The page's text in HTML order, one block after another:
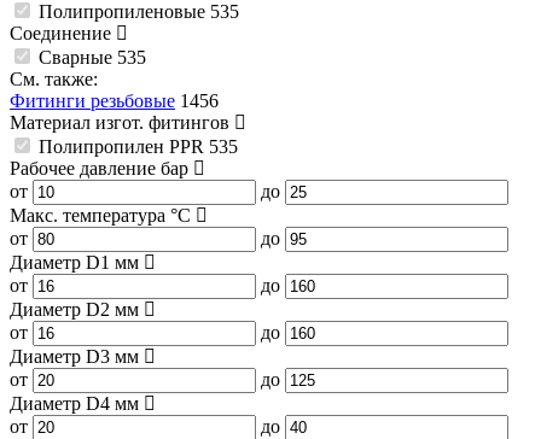
Полипропиленовые 535
Соединение
Сварные 535
См. также:
Фитинги резьбовые 1456
Материал изгот. фитингов
Полипропилен PPR 535
Рабочее давление бар
от
до
Макс. температура °C
от
до
Диаметр D1 мм
от
до
Диаметр D2 мм
от
до
Диаметр D3 мм
от
до
Диаметр D4 мм
от
до